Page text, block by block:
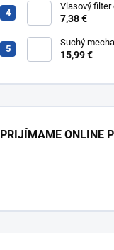
304
Vlasový filter
7,38 €
Suchý
Multistop č.
15,99 €
PRIJÍMAME ONLINE